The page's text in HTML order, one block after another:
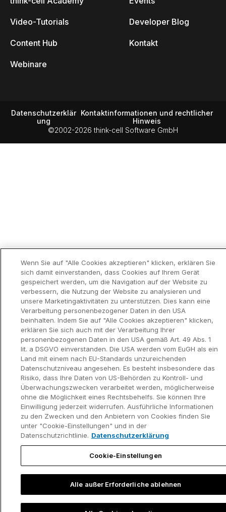
Video-Tutorials
Content Hub
Webinare
Developer Blog
Kontakt
©2002-2026 think-cell Software GmbH
Datenschutzerklär
ung
Kontaktinformationen und rechtlicher
Hinweis
Wenn Sie auf "Alle Cookies akzeptieren" klicken, erklären Sie
sich damit einverstanden, dass Cookies auf Ihrem Gerät
gespeichert werden, um die Navigation auf der Website zu
verbessern, die Nutzung der Website zu analysieren und
unsere Marketingaktivitäten zu unterstützen. Dies kann eine
Verarbeitung personenbezogener Daten in den USA
beinhalten. Indem Sie auf "Alle Cookies akzeptieren" klicken,
erklären Sie sich auch mit der Verarbeitung Ihrer
personenbezogenen Daten in den USA gemäß Art. 49 Abs. 1
lit. a DSGVO einverstanden. Die USA werden vom EuGH als ein
Land mit einem nach EU-Standards unzureichenden
Datenschutzniveau angesehen. Es besteht insbesondere das
Risiko, dass Ihre Daten von US-Behörden zu Kontroll- und
Überwachungszwecken verarbeitet werden, möglicherweise
ohne die Möglichkeit eines Rechtsbehelfs. Sie können Ihre
Einwilligung jederzeit widerrufen. Ausführliche Informationen
zu den Zwecken und den Anbietern von Cookies finden Sie
unter "Cookie-Einstellungen" und in der
Datenschutzrichtlinie. Datenschutzerklärung
Cookie-Einstellungen
Alle außer Erforderliche ablehnen